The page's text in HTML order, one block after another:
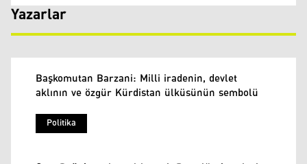
Yazarlar
Politika
Başkomutan Barzani: Milli iradenin, devlet
aklının ve özgür Kürdistan ülküsünün sembolü